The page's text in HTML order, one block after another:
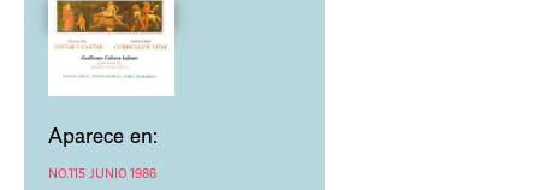
Aparece en:
NO.115 JUNIO 1986